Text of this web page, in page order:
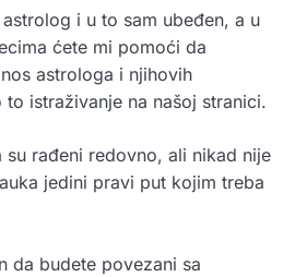
i u to sam ubeđen, a u
ćete mi pomoći da
astrologa i njihovih
to istraživanje na našoj stranici.
su rađeni redovno, ali nikad nije
jedini pravi put kojim treba
da budete povezani sa